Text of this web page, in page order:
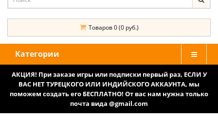
Товаров 0 (0 руб.)
Категории
АКЦИЯ! При заказе игры или подписки первый раз, ЕСЛИ У
ВАС НЕТ ТУРЕЦКОГО ИЛИ ИНДИЙСКОГО АККАУНТА, мы
поможем создать его БЕСПЛАТНО! От вас нам нужна только
почта вида @gmail.com